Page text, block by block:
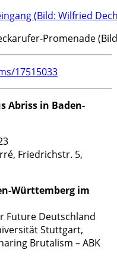
Promenade
17515033
Abriss in Baden-
Friedrichstr. 5,
Württemberg im
Future Deutschland
Stuttgart,
Brutalism – ABK